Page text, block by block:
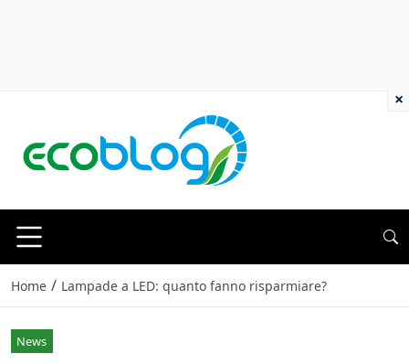
Home / Lampade a LED: quanto fanno risparmiare?
News
×